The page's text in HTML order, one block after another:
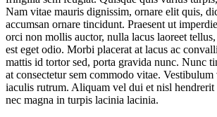
Nam vitae mauris dignissim, ornare elit quis,
accumsan ornare tincidunt. Praesent ut
orci non mollis auctor, nulla lacus laoreet
est eget odio. Morbi placerat at lacus ac
mattis id tortor sed, porta gravida nunc. Nunc
at consectetur sem commodo vitae.
iaculis rutrum. Aliquam vel dui et nisl hendrerit
nec magna in turpis lacinia lacinia.